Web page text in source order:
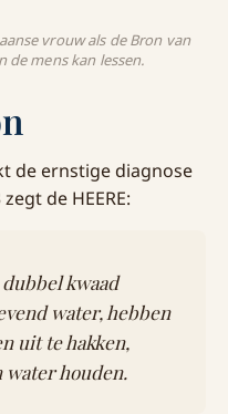
vrouw als de Bron van
de mens kan lessen.
de ernstige diagnose
de HEERE:
kwaad
water, hebben
uit te hakken,
water houden.